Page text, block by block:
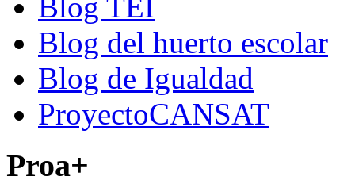
Blog del huerto escolar
Blog de Igualdad
ProyectoCANSAT
Proa+